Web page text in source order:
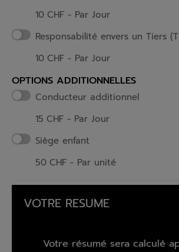
10 CHF - Par Jour
Responsabilité envers un Tiers
10 CHF - Par Jour
OPTIONS ADDITIONNELLES
Conducteur additionnel
15 CHF - Par Jour
Siège enfant
50 CHF - Par unité
VOTRE RESUME
Votre résumé sera calculé